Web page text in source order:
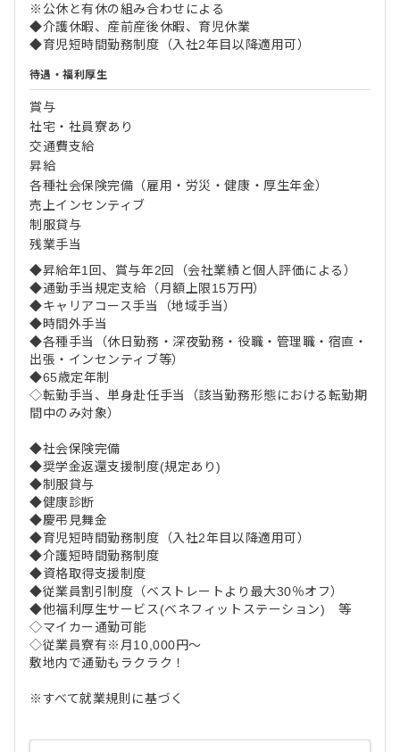
※公休と有休の組み合わせによる
◆介護休暇、産前産後休暇、育児休業
◆育児短時間勤務制度（入社2年目以降適用可）
待遇・福利厚生
賞与
社宅・社員寮あり
交通費支給
昇給
各種社会保険完備（雇用・労災・健康・厚生年金）
売上インセンティブ
制服貸与
残業手当
◆昇給年1回、賞与年2回（会社業績と個人評価による）
◆通勤手当規定支給（月額上限15万円）
◆キャリアコース手当（地域手当）
◆時間外手当
◆各種手当（休日勤務・深夜勤務・役職・管理職・宿直・
出張・インセンティブ等）
◆65歳定年制
◇転勤手当、単身赴任手当（該当勤務形態における転勤期
間中のみ対象）
◆社会保険完備
◆奨学金返還支援制度(規定あり)
◆制服貸与
◆健康診断
◆慶弔見舞金
◆育児短時間勤務制度（入社2年目以降適用可）
◆介護短時間勤務制度
◆資格取得支援制度
◆従業員割引制度（ベストレートより最大30％オフ）
◆他福利厚生サービス(ベネフィットステーション) 等
◇マイカー通勤可能
◇従業員寮有※月10,000円～
敷地内で通勤もラクラク！
※すべて就業規則に基づく